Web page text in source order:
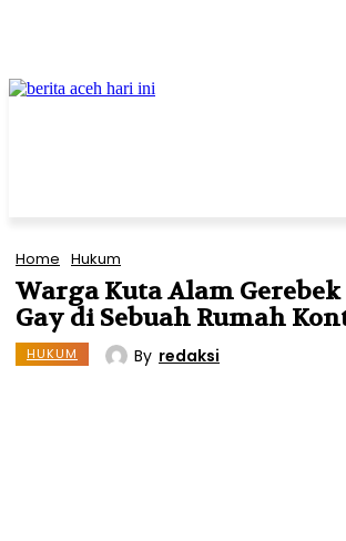
Home Hukum
Warga Kuta Alam
Gay di Sebuah Rumah
HUKUM By redaksi